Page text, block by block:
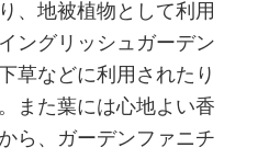
、地被植物として利用
ングリッシュガーデン
草などに利用されたり
また葉には心地よい香
ら、ガーデンファニチ